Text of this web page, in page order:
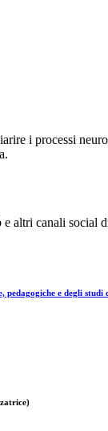
i processi
altri canali social
pedagogiche e degli studi